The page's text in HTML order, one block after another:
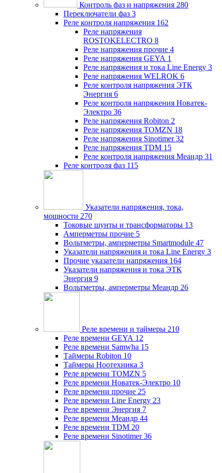
Контроль фаз и напряжения 280
Переключатели фаз 3
Реле контроля напряжения 162
Реле напряжения
ROSTOKELECTRO 8
Реле напряжения прочие 4
Реле напряжения GEYA 1
Реле напряжения и тока Line Energy 3
Реле напряжения WELROK 6
Реле контроля напряжения ЭТК
Энергия 6
Реле контроля напряжения Новатек-
Электро 36
Реле напряжения Robiton 2
Реле напряжения TOMZN 18
Реле напряжения Sinotimer 32
Реле напряжения TDM 15
Реле контроля напряжения Меандр 31
Реле контроля фаз 115
Указатели напряжения, тока,
мощности 270
Токовые шунты и трансформаторы 13
Амперметры прочие 5
Вольтметры, амперметры Smartmodule 47
Указатели напряжения и тока Line Energy 3
Прочие указатели напряжения 164
Указатели напряжения и тока ЭТК
Энергия 9
Вольтметры, амперметры Меандр 26
Реле времени и таймеры 210
Реле времени GEYA 12
Реле времени Samwha 15
Таймеры Robiton 10
Таймеры Ноотехника 3
Реле времени TOMZN 5
Реле времени Новатек-Электро 10
Реле времени прочие 25
Реле времени Line Energy 23
Реле времени Энергия 7
Реле времени Меандр 44
Реле времени TDM 20
Реле времени Sinotimer 36